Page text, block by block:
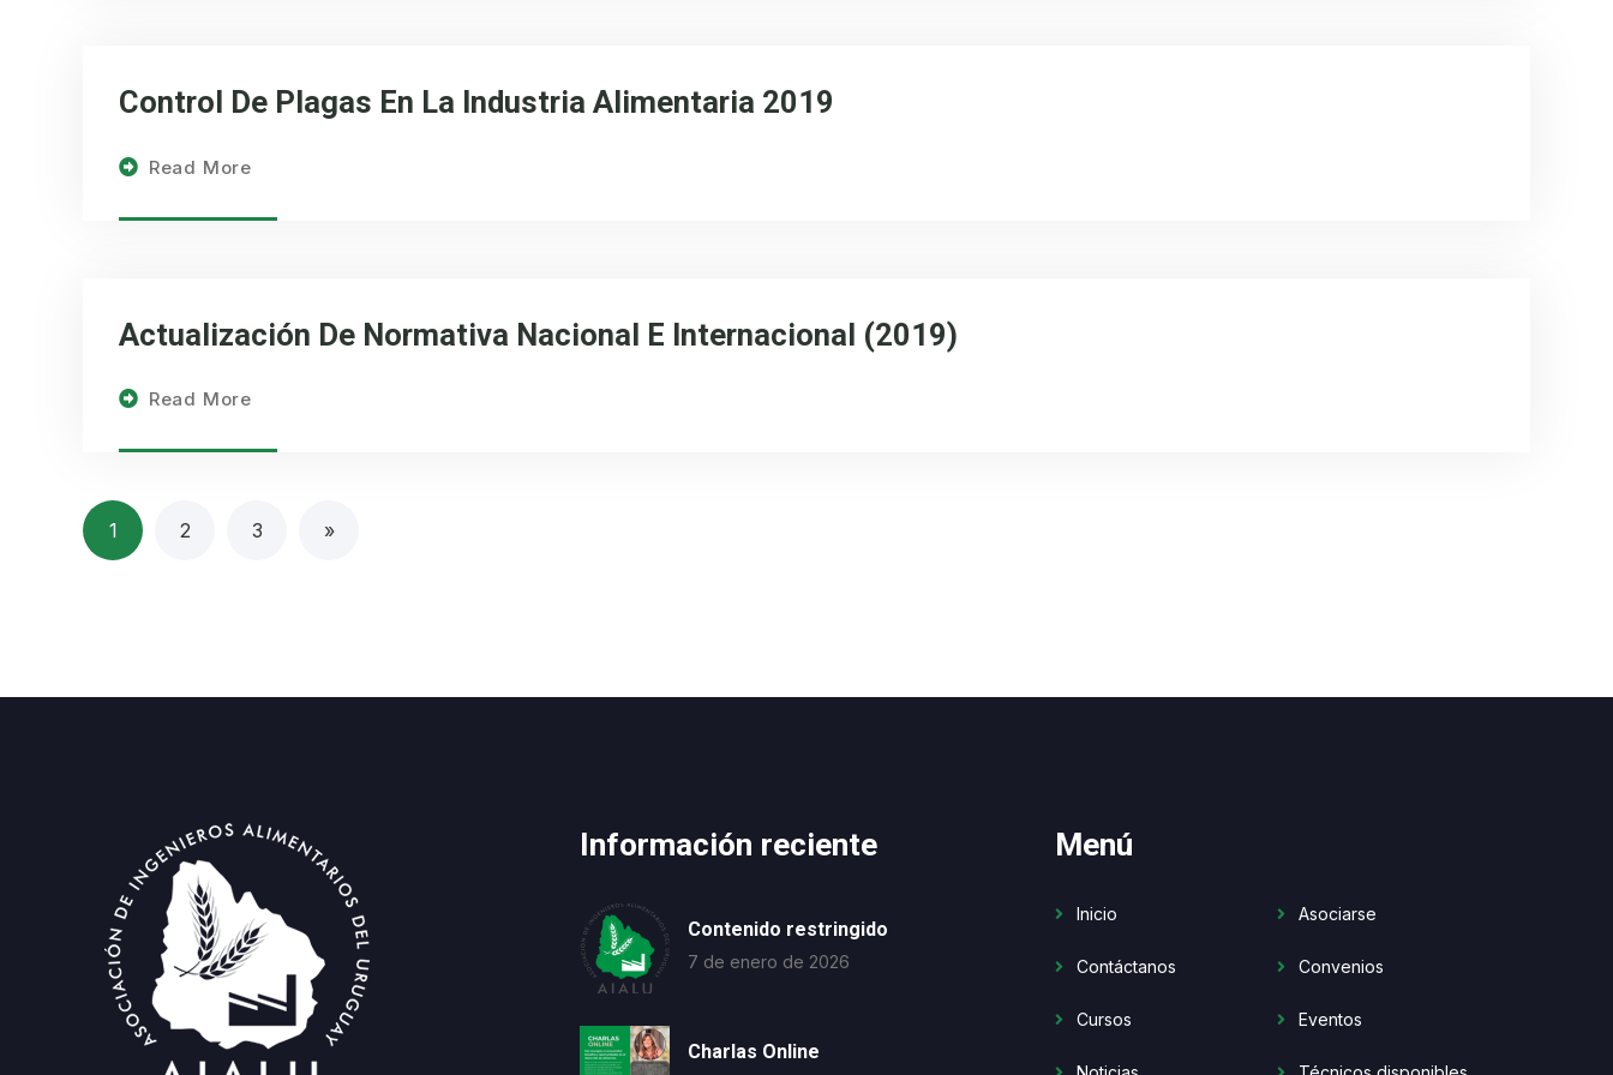
Control De Plagas En La Industria Alimentaria 2019
Read More
Actualización De Normativa Nacional E Internacional (2019)
Read More
1 2 3 »
Información reciente
Contenido restringido
7 de enero de 2026
Charlas Online
Menú
Inicio Asociarse
Contáctanos Convenios
Cursos Eventos